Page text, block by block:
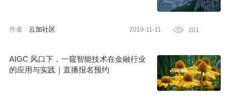
作者 : 云加社区 2019-11-11  201
AIGC 风口下，一窥智能技术在金融行业
的应用与实践｜直播报名预约